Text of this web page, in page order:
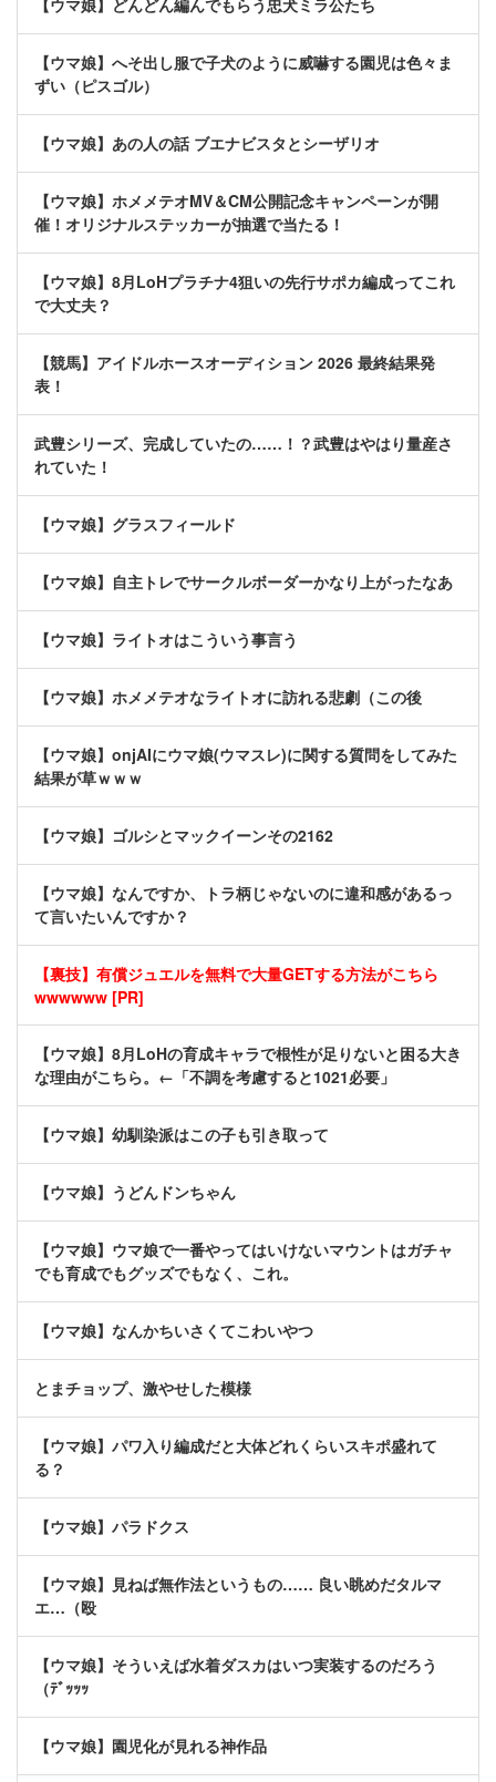
【ウマ娘】どんどん編んでもらう忠犬ミラ公たち
【ウマ娘】へそ出し服で子犬のように威嚇する園児は色々ま
ずい（ピスゴル）
【ウマ娘】あの人の話 ブエナビスタとシーザリオ
【ウマ娘】ホメメテオMV＆CM公開記念キャンペーンが開
催！オリジナルステッカーが抽選で当たる！
【ウマ娘】8月LoHプラチナ4狙いの先行サポカ編成ってこれ
で大丈夫？
【競馬】アイドルホースオーディション 2026 最終結果発
表！
武豊シリーズ、完成していたの……！？武豊はやはり量産さ
れていた！
【ウマ娘】グラスフィールド
【ウマ娘】自主トレでサークルボーダーかなり上がったなあ
【ウマ娘】ライトオはこういう事言う
【ウマ娘】ホメメテオなライトオに訪れる悲劇（この後
【ウマ娘】onjAIにウマ娘(ウマスレ)に関する質問をしてみた
結果が草ｗｗｗ
【ウマ娘】ゴルシとマックイーンその2162
【ウマ娘】なんですか、トラ柄じゃないのに違和感があるっ
て言いたいんですか？
【裏技】有償ジュエルを無料で大量GETする方法がこちら
wwwwww [PR]
【ウマ娘】8月LoHの育成キャラで根性が足りないと困る大き
な理由がこちら。←「不調を考慮すると1021必要」
【ウマ娘】幼馴染派はこの子も引き取って
【ウマ娘】うどんドンちゃん
【ウマ娘】ウマ娘で一番やってはいけないマウントはガチャ
でも育成でもグッズでもなく、これ。
【ウマ娘】なんかちいさくてこわいやつ
とまチョップ、激やせした模様
【ウマ娘】パワ入り編成だと大体どれくらいスキポ盛れて
る？
【ウマ娘】パラドクス
【ウマ娘】見ねば無作法というもの…… 良い眺めだタルマ
エ…（殴
【ウマ娘】そういえば水着ダスカはいつ実装するのだろう
（ﾃﾞｯｯｯ
【ウマ娘】園児化が見れる神作品